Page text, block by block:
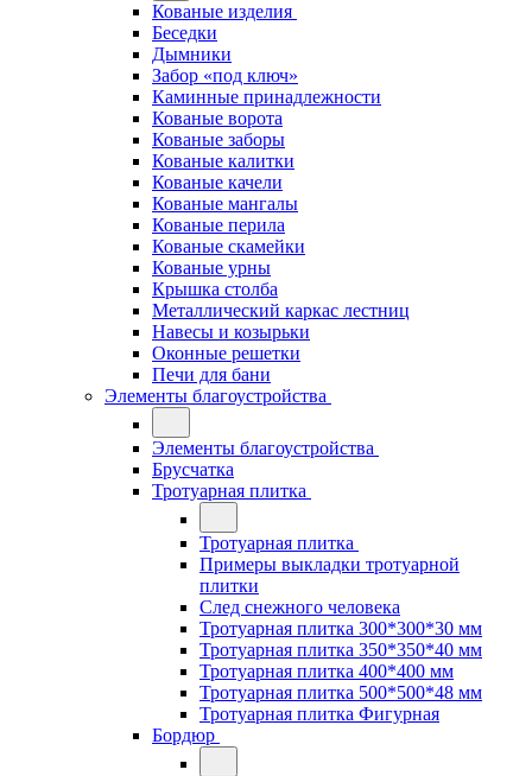
Кованые изделия
Беседки
Дымники
Забор «под ключ»
Каминные принадлежности
Кованые ворота
Кованые заборы
Кованые калитки
Кованые качели
Кованые мангалы
Кованые перила
Кованые скамейки
Кованые урны
Крышка столба
Металлический каркас лестниц
Навесы и козырьки
Оконные решетки
Печи для бани
Элементы благоустройства
Элементы благоустройства
Брусчатка
Тротуарная плитка
Тротуарная плитка
Примеры выкладки тротуарной
плитки
След снежного человека
Тротуарная плитка 300*300*30 мм
Тротуарная плитка 350*350*40 мм
Тротуарная плитка 400*400 мм
Тротуарная плитка 500*500*48 мм
Тротуарная плитка Фигурная
Бордюр